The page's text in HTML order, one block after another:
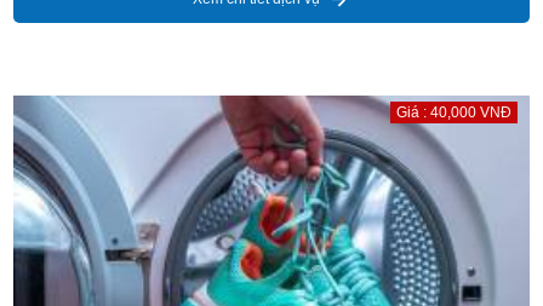
Giá : 40,000 VNĐ